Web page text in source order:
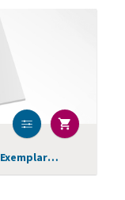
266,99 € brutto (224,36 € netto) · 300 Exemplare